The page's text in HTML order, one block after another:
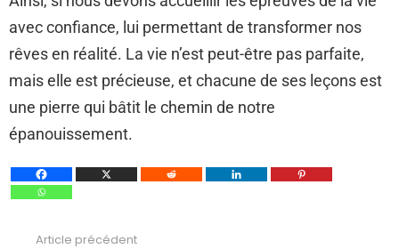
avec confiance, lui permettant de transformer nos
rêves en réalité. La vie n’est peut-être pas parfaite,
mais elle est précieuse, et chacune de ses leçons est
une pierre qui bâtit le chemin de notre
épanouissement.
Article précédent